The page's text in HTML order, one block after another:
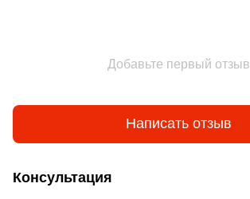
Добавьте первый отзыв
Написать отзыв
Консультация